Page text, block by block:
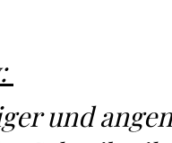
und